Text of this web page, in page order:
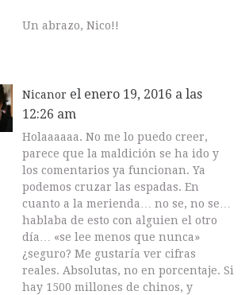
Un abrazo, Nico!!
Nicanor el enero 19, 2016 a las
12:26 am
Holaaaaaa. No me lo puedo creer,
parece que la maldición se ha ido y
los comentarios ya funcionan. Ya
podemos cruzar las espadas. En
cuanto a la merienda… no se, no se…
hablaba de esto con alguien el otro
día… «se lee menos que nunca»
¿seguro? Me gustaría ver cifras
reales. Absolutas, no en porcentaje. Si
hay 1500 millones de chinos, y